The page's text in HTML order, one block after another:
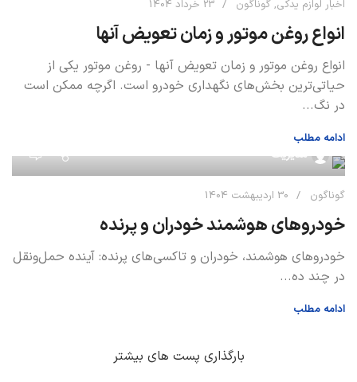
اخبار لوازم یدکی, گوناگون 23 خرداد 1404
انواع روغن موتور و زمان تعویض آنها
انواع روغن موتور و زمان تعویض آنها - روغن موتور یکی از
حیاتی‌ترین بخش‌های نگهداری خودرو است. اگرچه ممکن است
در نگ...
ادامه مطلب
مدیریت
گوناگون 30 اردیبهشت 1404
خودروهای هوشمند خودران و پرنده
خودروهای هوشمند، خودران و تاکسی‌های پرنده: آینده حمل‌ونقل
در چند ده...
ادامه مطلب
بارگذاری پست های بیشتر